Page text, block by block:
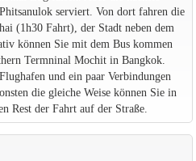
serviert. Von dort fahren die
(1h30 Fahrt), der Stadt neben dem
können Sie mit dem Bus kommen
Termninal Mochit in Bangkok.
und ein paar Verbindungen
die gleiche Weise können Sie in
Rest der Fahrt auf der Straße.